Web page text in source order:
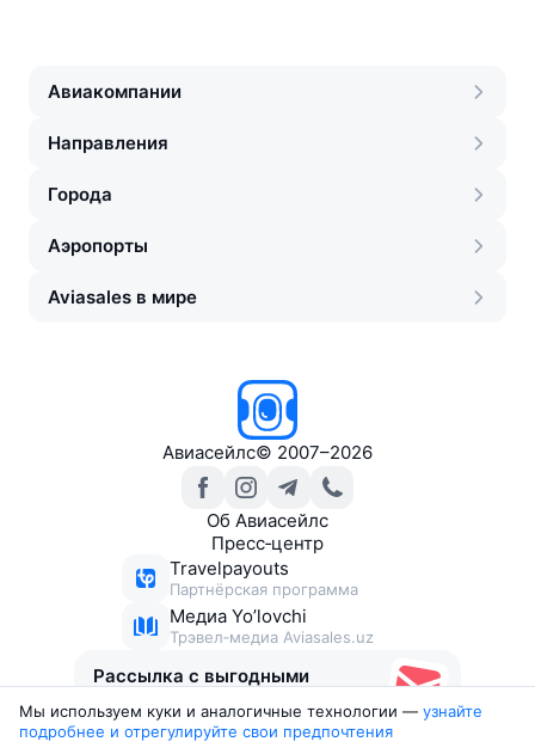
Авиакомпании
Направления
Города
Аэропорты
Aviasales в мире
Авиасейлс© 2007–2026
Об Авиасейлс
Пресс‑центр
Travelpayouts
Партнёрская программа
Медиа Yo’lovchi
Трэвел‑медиа Aviasales.uz
Рассылка с выгодными
Мы используем куки и аналогичные технологии — узнайте
подробнее и отрегулируйте свои предпочтения